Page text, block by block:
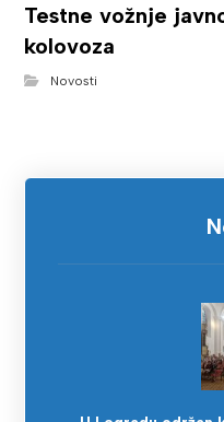
Testne vožnje
kolovoza
Novosti